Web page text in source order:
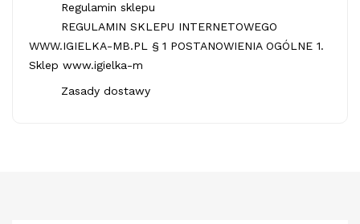
Regulamin sklepu
REGULAMIN SKLEPU INTERNETOWEGO
WWW.IGIELKA-MB.PL § 1 POSTANOWIENIA OGÓLNE 1.
Sklep www.igielka-m
Zasady dostawy